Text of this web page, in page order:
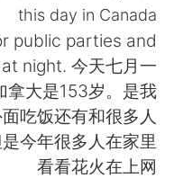
this day in Canada
public parties and
night. 今天七月一
拿大是153岁。是我
吃饭还有和很多人
今年很多人在家里
看看花火在上网